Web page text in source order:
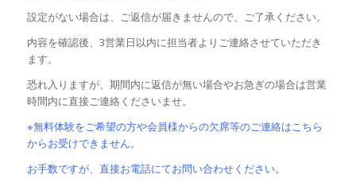
設定がない場合は、ご返信が届きませんので、ご了承ください。
内容を確認後、3営業日以内に担当者よりご連絡させていただき
ます。
恐れ入りますが、期間内に返信が無い場合やお急ぎの場合は営業
時間内に直接ご連絡くださいませ。
※無料体験をご希望の方や会員様からの欠席等のご連絡はこちら
からお受けできません。
お手数ですが、直接お電話にてお問い合わせください。